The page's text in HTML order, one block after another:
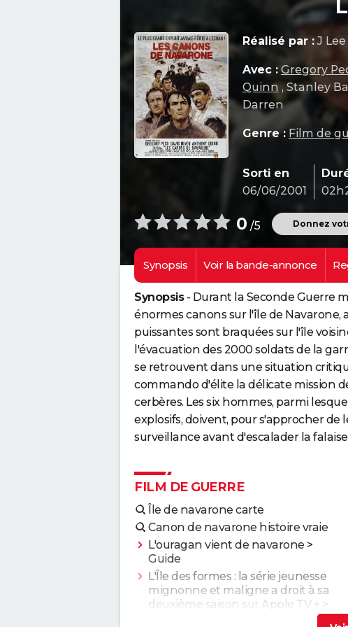
Réalisé par : J
Avec : Gregory
Quinn , Stanley
Darren
Genre : Film de
Sorti en
06/06/2001
0 /5 Donnez
Synopsis Voir la bande-annonce
Synopsis- Durant la Seconde Guerre
énormes canons sur l'île de Navarone,
puissantes sont braquées sur l'île
l'évacuation des 2000 soldats de la
se retrouvent dans une situation
commando d'élite la délicate mission
cerbères. Les six hommes, parmi
explosifs, doivent, pour s'approcher
surveillance avant d'escalader la
FILM DE GUERRE
Île de navarone carte
Canon de navarone histoire vraie
L'ouragan vient de navarone >
Guide
L'Île des formes : la série jeunesse
mignonne et maligne a droit à sa
deuxième saison sur Apple TV + >